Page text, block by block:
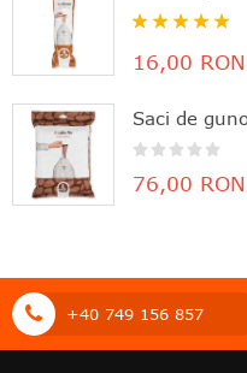
Rating:
16,00 RON
76,00 RON
+40 749 156 857